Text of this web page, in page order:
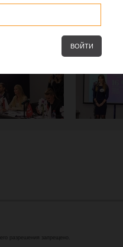
разрешения запрещено.